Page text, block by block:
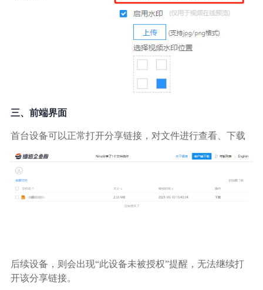
三、前端界面
首台设备可以正常打开分享链接，对文件进行查看、下载
后续设备，则会出现“此设备未被授权”提醒，无法继续打
开该分享链接。